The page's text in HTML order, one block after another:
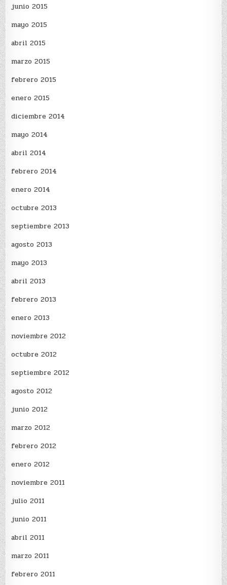
junio 2015
mayo 2015
abril 2015
marzo 2015
febrero 2015
enero 2015
diciembre 2014
mayo 2014
abril 2014
febrero 2014
enero 2014
octubre 2013
septiembre 2013
agosto 2013
mayo 2013
abril 2013
febrero 2013
enero 2013
noviembre 2012
octubre 2012
septiembre 2012
agosto 2012
junio 2012
marzo 2012
febrero 2012
enero 2012
noviembre 2011
julio 2011
junio 2011
abril 2011
marzo 2011
febrero 2011